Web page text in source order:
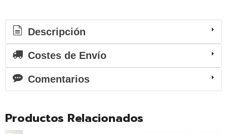
Descripción
Costes de Envío
Comentarios
Productos Relacionados